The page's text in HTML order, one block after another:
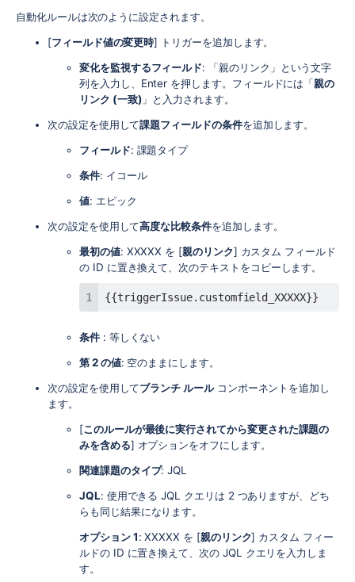
自動化ルールは次のように設定されます。
[フィールド値の変更時] トリガーを追加します。
変化を監視するフィールド: 「親のリンク」という文字
列を入力し、Enter を押します。フィールドには「親の
リンク (一致) 」と入力されます。
次の設定を使用して課題フィールドの条件を追加します。
フィールド: 課題タイプ
条件: イコール
値: エピック
次の設定を使用して高度な比較条件を追加します。
最初の値: XXXXX を [親のリンク] カスタム フィールド
の ID に置き換えて、次のテキストをコピーします。
{{triggerIssue.customfield_XXXXX}}
条件: 等しくない
第 2 の値: 空のままにします。
次の設定を使用してブランチ ルールコンポーネントを追加し
ます。
[このルールが最後に実行されてから変更された課題の
みを含める] オプションをオフにします。
関連課題のタイプ: JQL
JQL: 使用できる JQL クエリは 2 つありますが、どち
らも同じ結果になります。
オプション 1: XXXXX を [親のリンク] カスタム フィー
ルドの ID に置き換えて、次の JQL クエリを入力しま
す。